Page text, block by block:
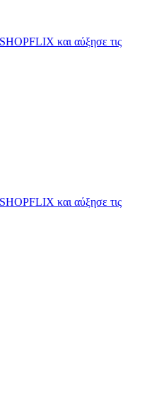
και αύξησε τις
και αύξησε τις